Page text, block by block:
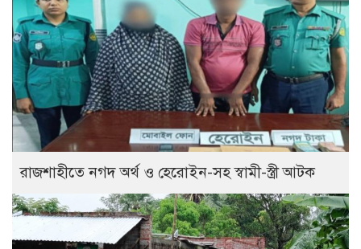
রাজশাহীতে নগদ অর্থ ও হেরোইন-সহ স্বামী-স্ত্রী আটক